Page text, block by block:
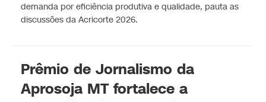
demanda por eficiência produtiva e qualidade, pauta as
discussões da Acricorte 2026.
Prêmio de Jornalismo da
Aprosoja MT fortalece a